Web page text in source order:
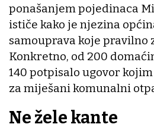
ponašanjem pojedinaca
ističe kako je njezina
samouprava koje pravilno
Konkretno, od 200
140 potpisalo ugovor
za miješani komunalni
Ne žele kante